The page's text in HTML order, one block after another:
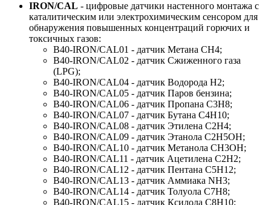
IRON/CAL - цифровые датчики настенного монтажа с
каталитическим или электрохимическим сенсором для
обнаружения повышенных концентраций горючих и
токсичных газов:
B40-IRON/CAL01 - датчик Метана CH4;
B40-IRON/CAL02 - датчик Сжиженного газа
(LPG);
B40-IRON/CAL04 - датчик Водорода H2;
B40-IRON/CAL05 - датчик Паров бензина;
B40-IRON/CAL06 - датчик Пропана C3H8;
B40-IRON/CAL07 - датчик Бутана C4H10;
B40-IRON/CAL08 - датчик Этилена C2H4;
B40-IRON/CAL09 - датчик Этанола С2Н5ОН;
B40-IRON/CAL10 - датчик Метанола CH3OH;
B40-IRON/CAL11 - датчик Ацетилена C2H2;
B40-IRON/CAL12 - датчик Пентана C5H12;
B40-IRON/CAL13 - датчик Аммиака NH3;
B40-IRON/CAL14 - датчик Толуола C7H8;
B40-IRON/CAL15 - датчик Ксилола C8H10;